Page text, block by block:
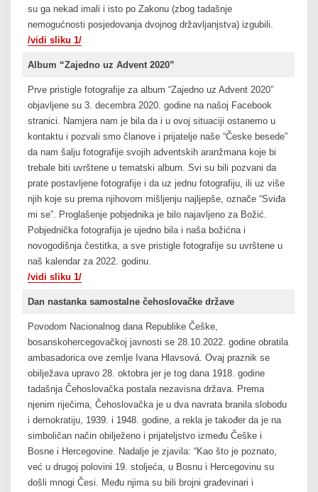
su ga nekad imali i isto po Zakonu (zbog tadašnje
nemogućnosti posjedovanja dvojnog državljanjstva) izgubili.
/vidi sliku 1/
Album “Zajedno uz Advent 2020”
Prve pristigle fotografije za album “Zajedno uz Advent 2020”
objavljene su 3. decembra 2020. godine na našoj Facebook
stranici. Namjera nam je bila da i u ovoj situaciji ostanemo u
kontaktu i pozvali smo članove i prijatelje naše “Česke besede”
da nam šalju fotografije svojih adventskih aranžmana koje bi
trebale biti uvrštene u tematski album. Svi su bili pozvani da
prate postavljene fotografije i da uz jednu fotografiju, ili uz više
njih koje su prema njihovom mišljenju najljepše, označe “Sviđa
mi se”. Proglašenje pobjednika je bilo najavljeno za Božić.
Pobjednička fotografija je ujedno bila i naša božićna i
novogodišnja čestitka, a sve pristigle fotografije su uvrštene u
naš kalendar za 2022. godinu.
/vidi sliku 1/
Dan nastanka samostalne čehoslovačke države
Povodom Nacionalnog dana Republike Češke,
bosanskohercegovačkoj javnosti se 28.10.2022. godine obratila
ambasadorica ove zemlje Ivana Hlavsová. Ovaj praznik se
obilježava upravo 28. oktobra jer je tog dana 1918. godine
tadašnja Čehoslovačka postala nezavisna država. Prema
njenim riječima, Čehoslovačka je u dva navrata branila slobodu
i demokratiju, 1939. i 1948. godine, a rekla je također da je na
simboličan način obilježeno i prijateljstvo između Češke i
Bosne i Hercegovine. Nadalje je zjavila: “Kao što je poznato,
već u drugoj polovini 19. stoljeća, u Bosnu i Hercegovinu su
došli mnogi Česi. Među njima su bili brojni građevinari i